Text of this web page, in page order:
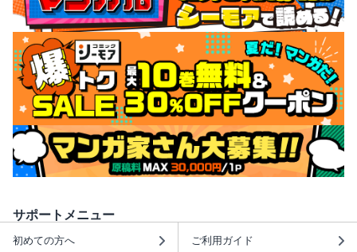
サポートメニュー
初めての方へ ご利用ガイド